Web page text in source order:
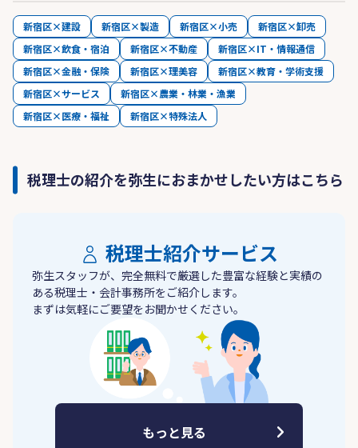
新宿区×建設 新宿区×製造 新宿区×小売
新宿区×卸売
新宿区×飲食・宿泊
新宿区×不動産
新宿区×IT・情報通信
新宿区×金融・保険
新宿区×理美容
新宿区×教育・学術支援
新宿区×サービス
新宿区×農業・林業・漁業
新宿区×医療・福祉
新宿区×特殊法人
税理士の紹介を弥生におまかせしたい方はこちら
税理士紹介サービス
弥生スタッフが、完全無料で厳選した豊富な経験と実績の
ある税理士・会計事務所をご紹介します。
まずは気軽にご要望をお聞かせください。
もっと見る